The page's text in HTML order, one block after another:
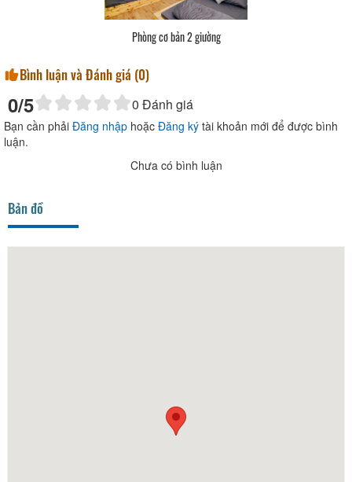
Phòng cơ bản 2 giường
Bình luận và Đánh giá (0)
0/5 0 Đánh giá
Bạn cần phải Đăng nhập hoặc Đăng ký tài khoản mới để được bình
luận.
Chưa có bình luận
Bản đồ